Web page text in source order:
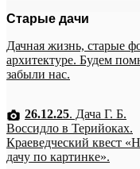
Старые дачи
Дачная жизнь, старые
архитектуре. Будем
забыли нас.
26.12.25. Дача Г. Б.
Воссидло в Терийоках.
Краеведческий квест
дачу по картинке».